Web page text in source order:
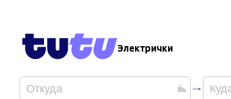
Электрички